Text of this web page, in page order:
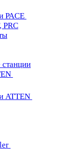
PACE
PRC
ATTEN